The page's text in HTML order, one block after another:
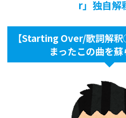
r」独自解
【Starting Over/歌詞解
まったこの曲を